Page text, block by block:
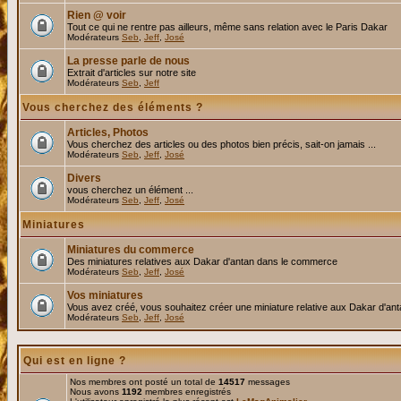
Rien @ voir
Tout ce qui ne rentre pas ailleurs, même sans relation avec le Paris Dakar
Modérateurs Seb Jeff José
La presse parle de nous
Extrait d'articles sur notre site
Modérateurs Seb Jeff
Vous cherchez des éléments ?
Articles, Photos
Vous cherchez des articles ou des photos bien précis, sait-on jamais ...
Modérateurs Seb Jeff José
Divers
vous cherchez un élément ...
Modérateurs Seb Jeff José
Miniatures
Miniatures du commerce
Des miniatures relatives aux Dakar d'antan dans le commerce
Modérateurs Seb Jeff José
Vos miniatures
Vous avez créé, vous souhaitez créer une miniature relative aux Dakar
Modérateurs Seb Jeff José
Qui est en ligne ?
Nos membres ont posté un total de 14517 messages
Nous avons 1192 membres enregistrés